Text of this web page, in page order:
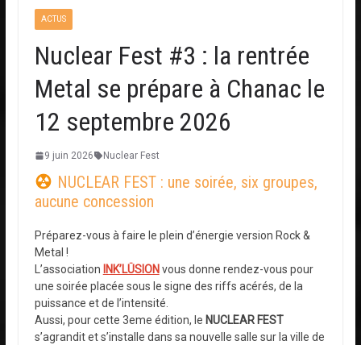
ACTUS
Nuclear Fest #3 : la rentrée
Metal se prépare à Chanac le
12 septembre 2026
9 juin 2026 Nuclear Fest
NUCLEAR FEST : une soirée, six groupes,
aucune concession
Préparez-vous à faire le plein d’énergie version Rock &
Metal !
L’association INK’LÜSION vous donne rendez-vous pour
une soirée placée sous le signe des riffs acérés, de la
puissance et de l’intensité.
Aussi, pour cette 3eme édition, le NUCLEAR FEST
s’agrandit et s’installe dans sa nouvelle salle sur la ville de